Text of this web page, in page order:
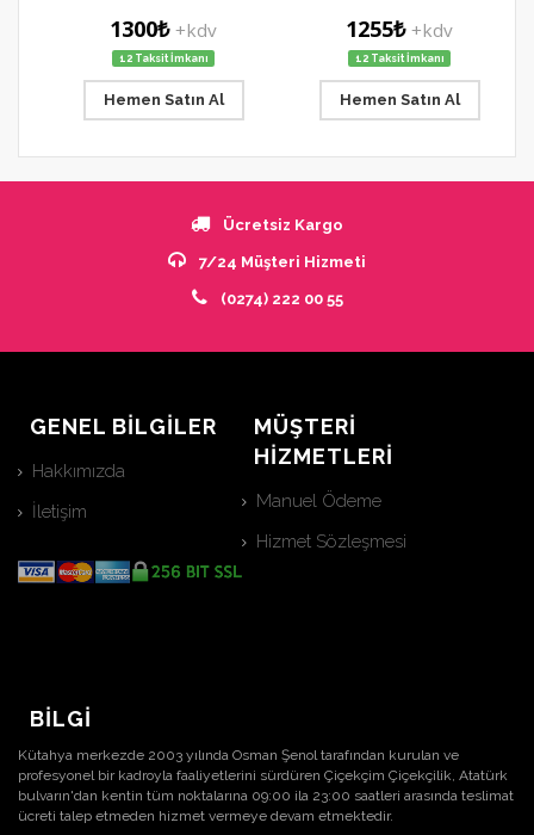
1300₺ +kdv
12 Taksit İmkanı
Hemen Satın Al
1255₺ +kdv
12 Taksit İmkanı
Hemen Satın Al
Ücretsiz Kargo
7/24 Müşteri Hizmeti
(0274) 222 00 55
GENEL BİLGİLER
Hakkımızda
İletişim
MÜŞTERİ
HİZMETLERİ
Manuel Ödeme
Hizmet Sözleşmesi
BİLGİ
Kütahya merkezde 2003 yılında Osman Şenol tarafından kurulan ve
profesyonel bir kadroyla faaliyetlerini sürdüren Çiçekçim Çiçekçilik, Atatürk
bulvarın'dan kentin tüm noktalarına 09:00 ila 23:00 saatleri arasında teslimat
ücreti talep etmeden hizmet vermeye devam etmektedir.